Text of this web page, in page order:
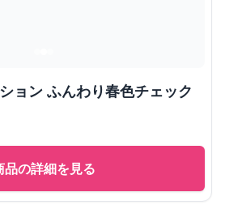
ョン ふんわり春色チェック
品の詳細を見る